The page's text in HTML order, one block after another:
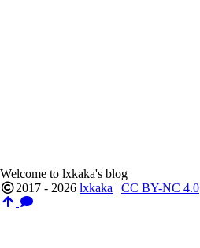
Welcome to lxkaka's blog
2017 - 2026 lxkaka | CC BY-NC 4.0